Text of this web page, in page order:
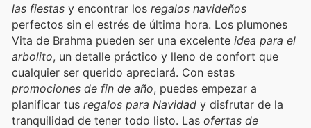
las fiestas y encontrar los regalos navideños
perfectos sin el estrés de última hora. Los plumones
Vita de Brahma pueden ser una excelente idea para el
arbolito, un detalle práctico y lleno de confort que
cualquier ser querido apreciará. Con estas
promociones de fin de año, puedes empezar a
planificar tus regalos para Navidad y disfrutar de la
tranquilidad de tener todo listo. Las ofertas de